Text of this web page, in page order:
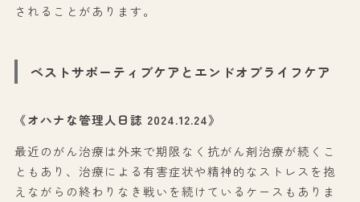
されることがあります。
ベストサポーティブケアとエンドオブライフケア
《オハナな管理人日誌 2024.12.24》
最近のがん治療は外来で期限なく抗がん剤治療が続くこ
ともあり、治療による有害症状や精神的なストレスを抱
えながらの終わりなき戦いを続けているケースもありま